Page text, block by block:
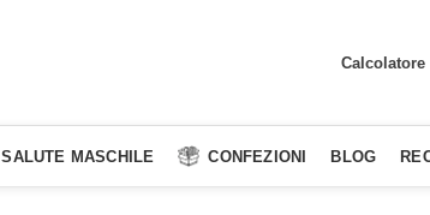
Calcolatore
SALUTE MASCHILE CONFEZIONI BLOG